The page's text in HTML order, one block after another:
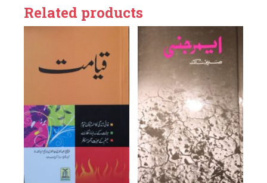
Related products